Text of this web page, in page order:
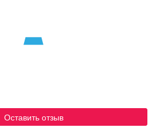
Оставить отзыв